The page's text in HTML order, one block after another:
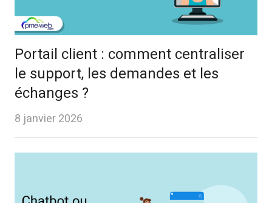
Portail client : comment centraliser
le support, les demandes et les
échanges ?
8 janvier 2026